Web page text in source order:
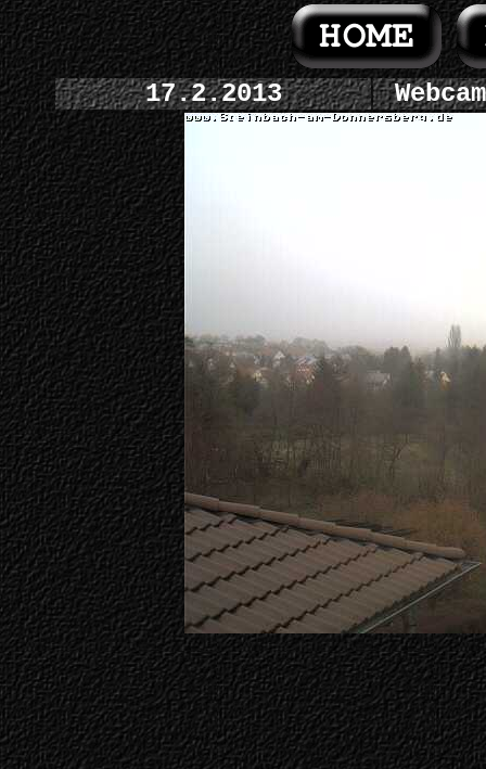
17.2.2013